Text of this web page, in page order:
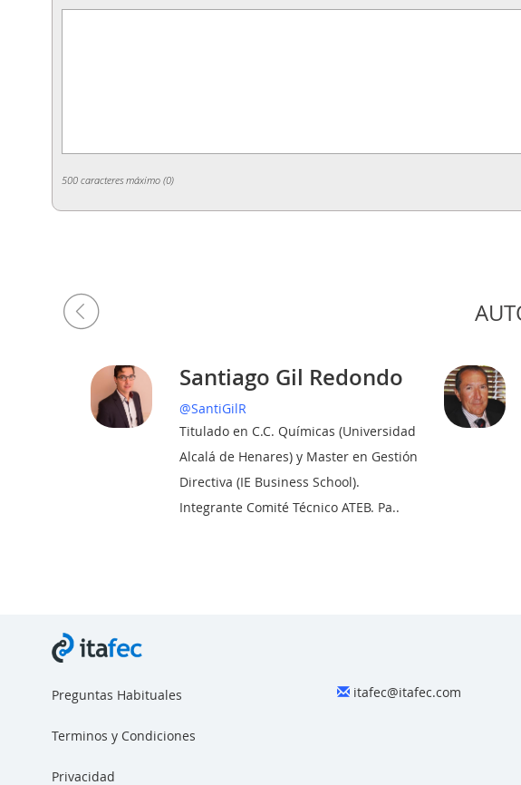
500 caracteres máximo (0)
Santiago Gil Redondo
@SantiGilR
Titulado en C.C. Químicas (Universidad
Alcalá de Henares) y Master en Gestión
Directiva (IE Business School).
Integrante Comité Técnico ATEB. Pa..
Preguntas Habituales
Terminos y Condiciones
Privacidad
itafec@itafec.com